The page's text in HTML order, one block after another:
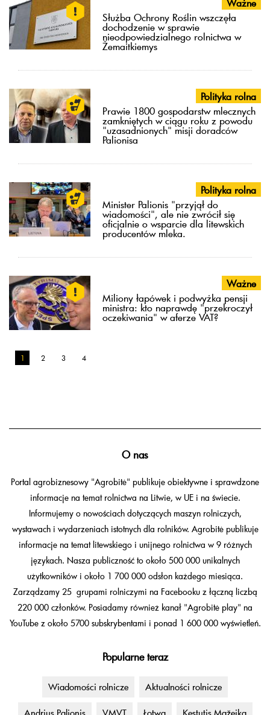
Ważne
Służba Ochrony Roślin wszczęła
dochodzenie w sprawie
nieodpowiedzialnego rolnictwa w
Žemaitkiemys
Polityka rolna
Prawie 1800 gospodarstw mlecznych
zamkniętych w ciągu roku z powodu
"uzasadnionych" misji doradców
Palionisa
Polityka rolna
Minister Palionis "przyjął do
wiadomości", ale nie zwrócił się
oficjalnie o wsparcie dla litewskich
producentów mleka.
Ważne
Miliony łapówek i podwyżka pensji
ministra: kto naprawdę "przekroczył
oczekiwania" w aferze VAT?
1 2 3 4
O nas
Portal agrobiznesowy "Agrobitė" publikuje obiektywne i sprawdzone
informacje na temat rolnictwa na Litwie, w UE i na świecie.
Informujemy o nowościach dotyczących maszyn rolniczych,
wystawach i wydarzeniach istotnych dla rolników. Agrobitė publikuje
informacje na temat litewskiego i unijnego rolnictwa w 9 różnych
językach. Nasza publiczność to około 500 000 unikalnych
użytkowników i około 1 700 000 odsłon każdego miesiąca.
Zarządzamy 25 grupami rolniczymi na Facebooku z łączną liczbą
220 000 członków. Posiadamy również kanał "Agrobitė play" na
YouTube z około 5700 subskrybentami i ponad 1 600 000 wyświetleń.
Popularne teraz
Wiadomości rolnicze Aktualności rolnicze